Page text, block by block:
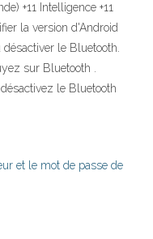
+11 Intelligence +11
la version d'Android
le Bluetooth.
sur Bluetooth .
le Bluetooth
et le mot de passe de